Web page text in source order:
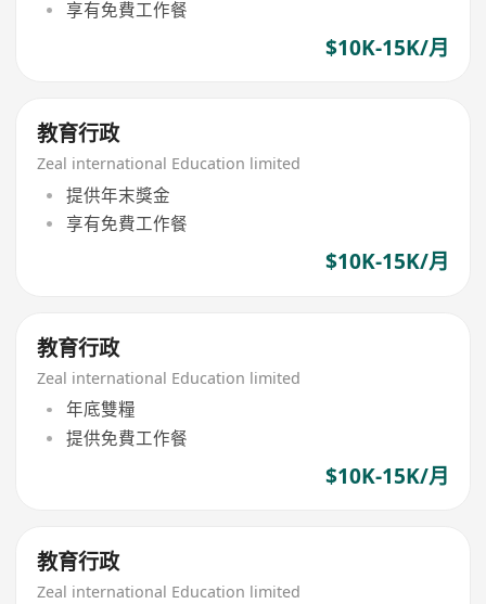
享有免費工作餐
$10K-15K/月
教育行政
Zeal international Education limited
提供年末獎金
享有免費工作餐
$10K-15K/月
教育行政
Zeal international Education limited
年底雙糧
提供免費工作餐
$10K-15K/月
教育行政
Zeal international Education limited